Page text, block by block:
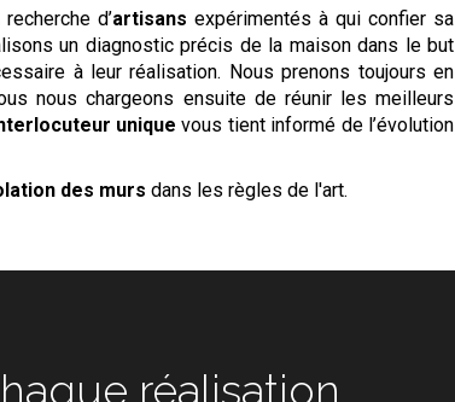
d’artisans expérimentés à qui confier sa
un diagnostic précis de la maison dans le but
à leur réalisation. Nous prenons toujours en
nous chargeons ensuite de réunir les meilleurs
unique vous tient informé de l’évolution
des murs dans les règles de l'art.
réalisation